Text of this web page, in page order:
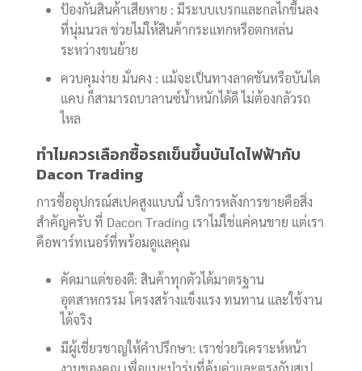
ป้องกันสินค้าเสียหาย : มีระบบเบรกและกลไกขึ้นลง
ที่นุ่มนวล ช่วยไม่ให้สินค้ากระแทกหรือตกหล่น
ระหว่างขนย้าย
ควบคุมง่าย มั่นคง : แม้จะเป็นทางลาดชันหรือบันได
แคบ ก็สามารถบาลานซ์น้ำหนักได้ดี ไม่ต้องกลัวรถ
ไหล
ทำไมควรเลือกซื้อรถเข็นขึ้นบันไดไฟฟ้ากับ
Dacon Trading
การซื้ออุปกรณ์สเปคสูงแบบนี้ บริการหลังการขายคือสิ่ง
สำคัญครับ ที่ Dacon Trading เราไม่ใช่แค่คนขาย แต่เรา
คือพาร์ทเนอร์ที่พร้อมดูแลคุณ
คัดมาแต่ของดี: สินค้าทุกตัวได้มาตรฐาน
อุตสาหกรรม โครงสร้างแข็งแรง ทนทาน และใช้งาน
ได้จริง
มีผู้เชี่ยวชาญให้คำปรึกษา: เราช่วยวิเคราะห์หน้า